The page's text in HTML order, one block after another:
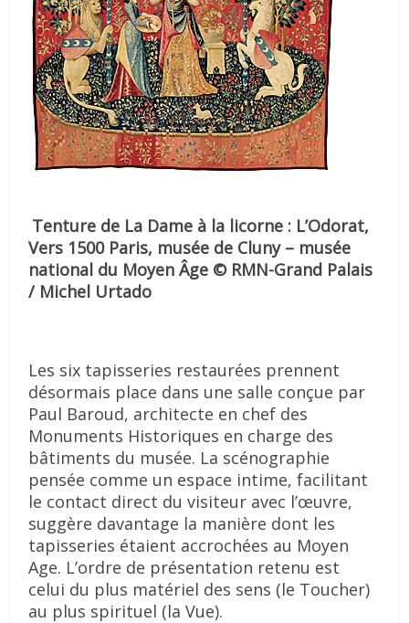
Tenture de La Dame à la licorne : L’Odorat,
Vers 1500 Paris, musée de Cluny – musée
national du Moyen Âge © RMN-Grand Palais
/ Michel Urtado
Les six tapisseries restaurées prennent
désormais place dans une salle conçue par
Paul Baroud, architecte en chef des
Monuments Historiques en charge des
bâtiments du musée. La scénographie
pensée comme un espace intime, facilitant
le contact direct du visiteur avec l’œuvre,
suggère davantage la manière dont les
tapisseries étaient accrochées au Moyen
Age. L’ordre de présentation retenu est
celui du plus matériel des sens (le Toucher)
au plus spirituel (la Vue).